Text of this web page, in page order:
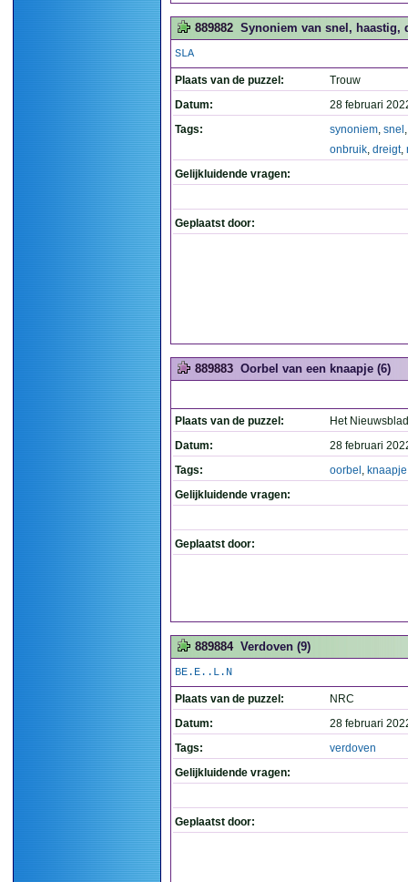
889882 Synoniem van snel, haastig,
SLA
Plaats van de puzzel:
Trouw
Datum:
28 februari
Tags:
synoniem, snel
onbruik, dreigt,
Gelijkluidende vragen:
Geplaatst door:
889883 Oorbel van een knaapje (6)
Plaats van de puzzel:
Het Nieuwsblad
Datum:
28 februari
Tags:
oorbel , knaapje
Gelijkluidende vragen:
Geplaatst door:
889884 Verdoven (9)
BE.E..L.N
Plaats van de puzzel:
NRC
Datum:
28 februari
Tags:
verdoven
Gelijkluidende vragen:
Geplaatst door: